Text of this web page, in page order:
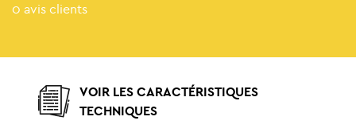
0 avis clients
VOIR LES CARACTÉRISTIQUES
TECHNIQUES